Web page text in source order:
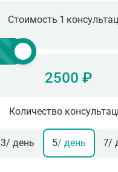
Стоимость 1
2500 ₽
Количество
3/ день 5/ день 7/